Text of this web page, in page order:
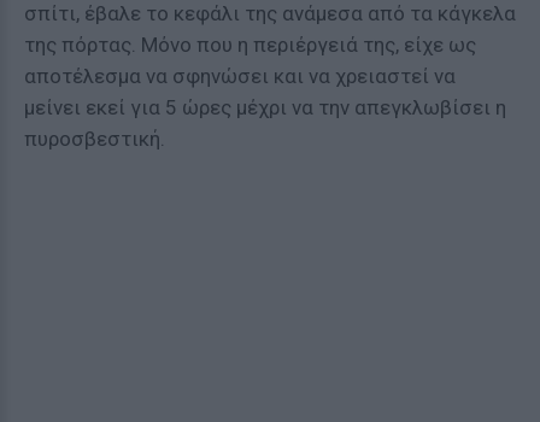
σπίτι, έβαλε το κεφάλι της ανάμεσα από τα κάγκελα
της πόρτας. Μόνο που η περιέργειά της, είχε ως
αποτέλεσμα να σφηνώσει και να χρειαστεί να
μείνει εκεί για 5 ώρες μέχρι να την απεγκλωβίσει η
πυροσβεστική.